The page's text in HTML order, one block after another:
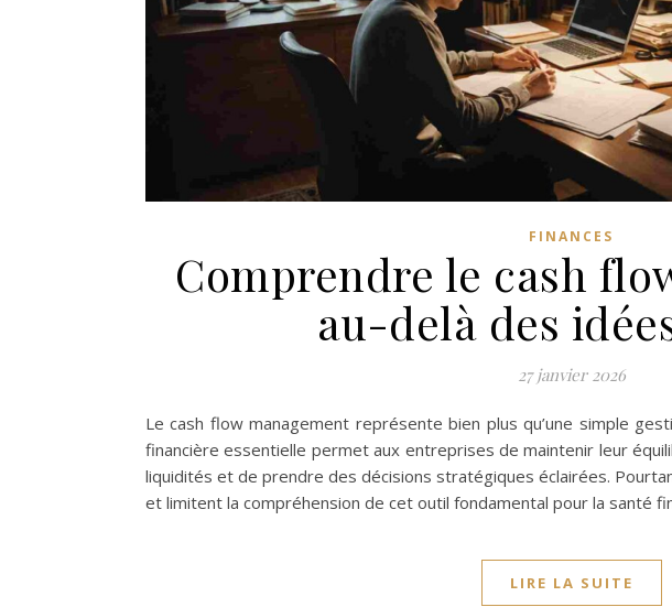
FINANCES
Comprendre le cash
au-delà des
27 janvier 2026
Le cash flow management représente bien plus qu’une simple
financière essentielle permet aux entreprises de maintenir leur
liquidités et de prendre des décisions stratégiques éclairées.
et limitent la compréhension de cet outil fondamental pour la santé
LIRE LA SUITE